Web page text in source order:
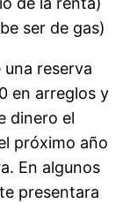
ser de gas)
reserva
en arreglos y
dinero el
próximo año
En algunos
presentara